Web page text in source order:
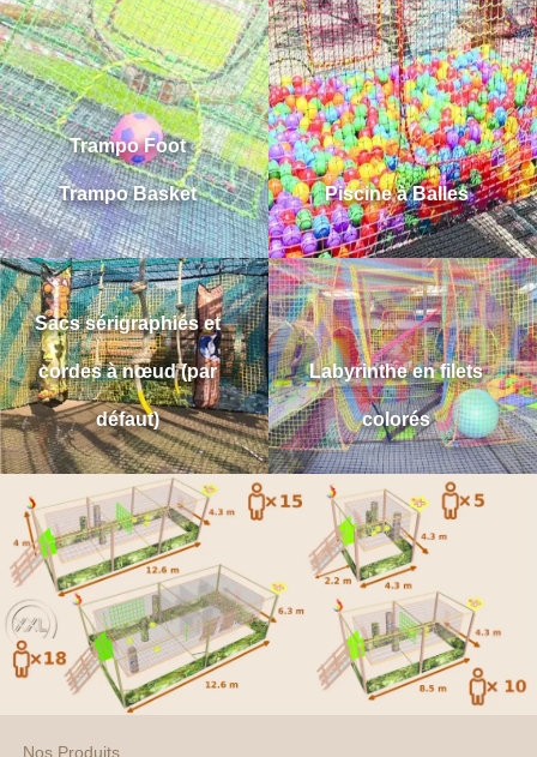
Trampo Foot
Trampo Basket Piscine à Balles
Sacs sérigraphiés et
cordes à nœud (par
défaut)
Labyrinthe en filets
colorés
Nos Produits